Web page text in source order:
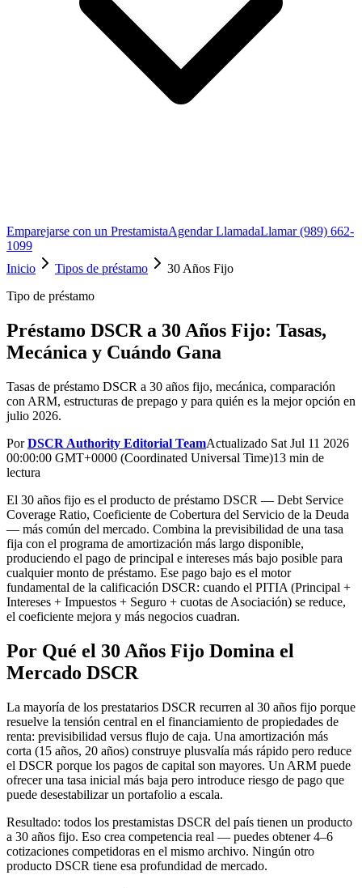
Emparejarse con un PrestamistaAgendar LlamadaLlamar (989) 662-
1099
Inicio
Tipos de préstamo
30 Años Fijo
Tipo de préstamo
Préstamo DSCR a 30 Años Fijo: Tasas,
Mecánica y Cuándo Gana
Tasas de préstamo DSCR a 30 años fijo, mecánica, comparación
con ARM, estructuras de prepago y para quién es la mejor opción en
julio 2026.
PorDSCR Authority Editorial TeamActualizado Sat Jul 11 2026
00:00:00 GMT+0000 (Coordinated Universal Time)13 min de
lectura
El 30 años fijo es el producto de préstamo DSCR — Debt Service
Coverage Ratio, Coeficiente de Cobertura del Servicio de la Deuda
— más común del mercado. Combina la previsibilidad de una tasa
fija con el programa de amortización más largo disponible,
produciendo el pago de principal e intereses más bajo posible para
cualquier monto de préstamo. Ese pago bajo es el motor
fundamental de la calificación DSCR: cuando el PITIA (Principal +
Intereses + Impuestos + Seguro + cuotas de Asociación) se reduce,
el coeficiente mejora y más negocios cuadran.
Por Qué el 30 Años Fijo Domina el
Mercado DSCR
La mayoría de los prestatarios DSCR recurren al 30 años fijo porque
resuelve la tensión central en el financiamiento de propiedades de
renta: previsibilidad versus flujo de caja. Una amortización más
corta (15 años, 20 años) construye plusvalía más rápido pero reduce
el DSCR porque los pagos de capital son mayores. Un ARM puede
ofrecer una tasa inicial más baja pero introduce riesgo de pago que
puede desestabilizar un portafolio a escala.
Resultado: todos los prestamistas DSCR del país tienen un producto
a 30 años fijo. Eso crea competencia real — puedes obtener 4–6
cotizaciones competidoras en el mismo archivo. Ningún otro
producto DSCR tiene esa profundidad de mercado.